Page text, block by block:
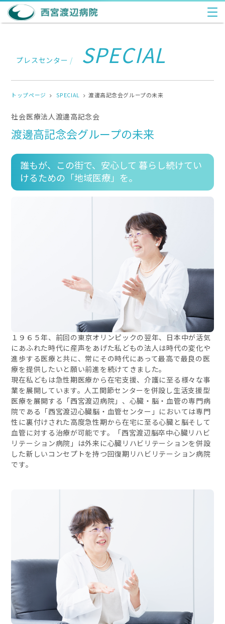
プレスセンター / SPECIAL
トップページ SPECIAL 渡邊高記念会グループの未来
社会医療法人渡邊高記念会
渡邊高記念会グループの未来
誰もが、この街で、安心して 暮らし続けてい
けるための「地域医療」を。
１９６５年、前回の東京オリンピックの翌年、日本中が活気
にあふれた時代に産声をあげた私どもの法人は時代の変化や
進歩する医療と共に、常にその時代にあって最高で最良の医
療を提供したいと願い前進を続けてきました。
現在私どもは急性期医療から在宅支援、介護に至る様々な事
業を展開しています。人工関節センターを併設し生活支援型
医療を展開する「西宮渡辺病院」、心臓・脳・血管の専門病
院である「西宮渡辺心臓脳・血管センター」においては専門
性に裏付けされた高度急性期から在宅に至る心臓と脳そして
血管に対する治療が可能です。「西宮渡辺脳卒中心臓リハビ
リテーション病院」は外来に心臓リハビリテーションを併設
した新しいコンセプトを持つ回復期リハビリテーション病院
です。